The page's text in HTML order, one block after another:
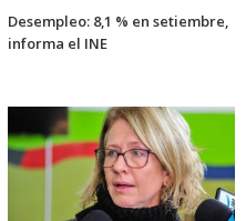
Desempleo: 8,1 % en setiembre,
informa el INE